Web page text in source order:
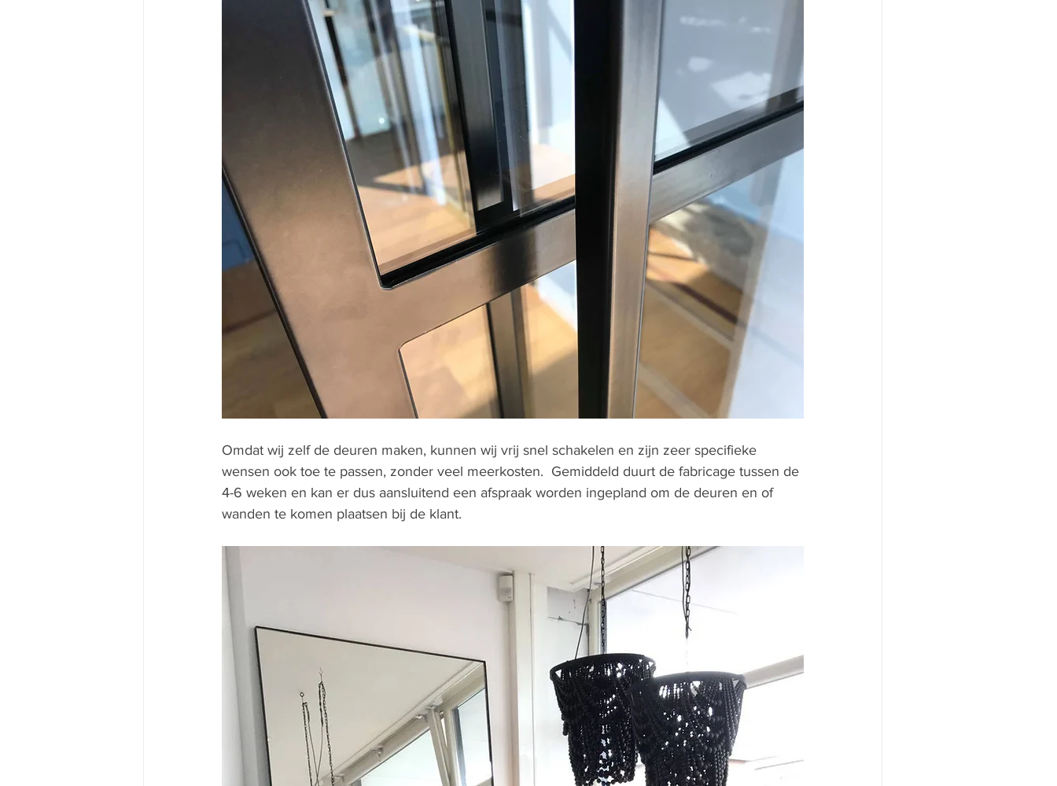
Omdat wij zelf de deuren maken, kunnen wij vrij snel schakelen en zijn zeer specifieke
wensen ook toe te passen, zonder veel meerkosten.  Gemiddeld duurt de fabricage tussen de
4-6 weken en kan er dus aansluitend een afspraak worden ingepland om de deuren en of
wanden te komen plaatsen bij de klant.